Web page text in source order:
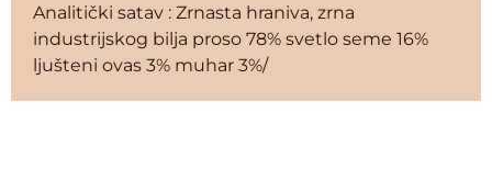
Analitički satav : Zrnasta hraniva, zrna
industrijskog bilja proso 78% svetlo seme 16%
ljušteni ovas 3% muhar 3%/